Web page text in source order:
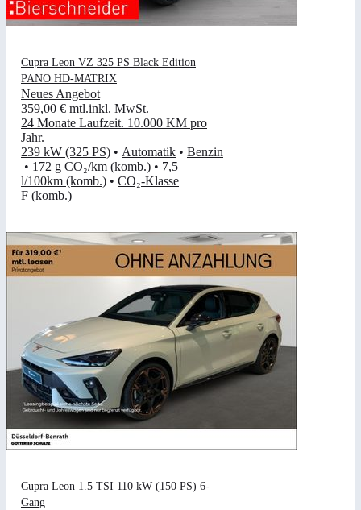
Cupra Leon VZ 325 PS Black Edition
PANO HD-MATRIX
Neues Angebot
359,00 € mtl.inkl. MwSt.
24 Monate Laufzeit. 10.000 KM pro
Jahr.
239 kW (325 PS) • Automatik • Benzin
• 172 g CO₂/km (komb.) • 7,5
l/100km (komb.) • CO₂-Klasse
F (komb.)
Cupra Leon 1.5 TSI 110 kW (150 PS) 6-
Gang